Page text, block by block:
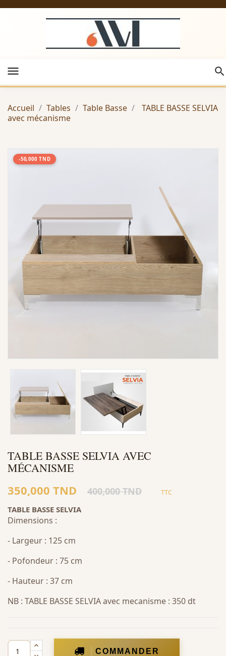
menu
Accueil Tables Table Basse
TABLE BASSE SELVIA
avec mécanisme
-50,000 TND
TABLE BASSE SELVIA AVEC
MÉCANISME
350,000 TND 400,000 TND TTC
TABLE BASSE SELVIA
Dimensions :
- Largeur : 125 cm
- Pofondeur : 75 cm
- Hauteur : 37 cm
NB : TABLE BASSE SELVIA avec mecanisme : 350 dt
COMMANDER